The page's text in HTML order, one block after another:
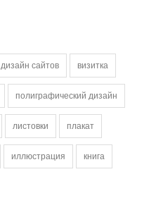
дизайн сайтов визитка
полиграфический дизайн
листовки плакат
иллюстрация книга